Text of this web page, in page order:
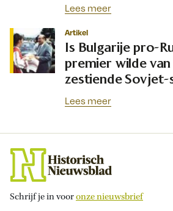
Lees meer
Artikel
Is Bulgarije pro-
premier wilde
zestiende
Lees meer
Schrijf je in vooronze nieuwsbrief